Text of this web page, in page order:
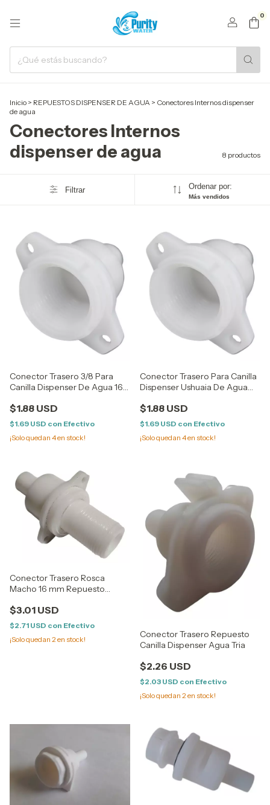
0
Inicio > REPUESTOS DISPENSER DE AGUA > Conectores Internos dispenser
de agua
Conectores Internos
dispenser de agua
8 productos
Filtrar Ordenar por:
Más vendidos
Conector Trasero 3/8 Para
Canilla Dispenser De Agua 16
$1.88 USD
$1.69 USD con Efectivo
¡Solo quedan 4en stock!
Conector Trasero Para Canilla
Dispenser Ushuaia De Agua
$1.88 USD
$1.69 USD con Efectivo
¡Solo quedan 4en stock!
Conector Trasero Rosca
Macho 16 mm Repuesto
$3.01 USD
$2.71 USD con Efectivo
¡Solo quedan 2en stock!
Conector Trasero Repuesto
Canilla Dispenser Agua Tria
$2.26 USD
$2.03 USD con Efectivo
¡Solo quedan 2 en stock!